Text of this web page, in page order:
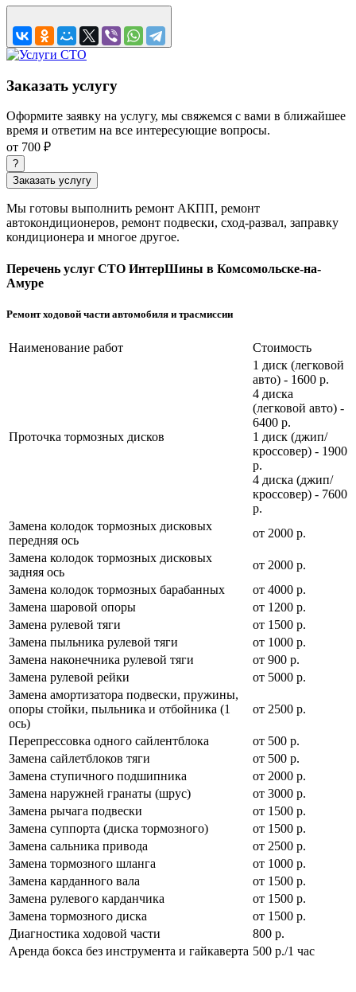
Заказать услугу
Оформите заявку на услугу, мы свяжемся с вами в ближайшее
время и ответим на все интересующие вопросы.
от 700 ₽
?
Заказать услугу
Мы готовы выполнить ремонт АКПП, ремонт
автокондиционеров, ремонт подвески, сход-развал, заправку
кондиционера и многое другое.
Перечень услуг СТО ИнтерШины в Комсомольске-на-
Амуре
Ремонт ходовой части автомобиля и трасмиссии
Наименование работ Стоимость
Проточка тормозных дисков
1 диск (легковой
авто) - 1600 р.
4 диска
(легковой авто) -
6400 р.
1 диск (джип/
кроссовер) - 1900
р.
4 диска (джип/
кроссовер) - 7600
р.
Замена колодок тормозных дисковых
передняя ось
от 2000 р.
Замена колодок тормозных дисковых
задняя ось
от 2000 р.
Замена колодок тормозных барабанных
от 4000 р.
Замена шаровой опоры
от 1200 р.
Замена рулевой тяги
от 1500 р.
Замена пыльника рулевой тяги
от 1000 р.
Замена наконечника рулевой тяги
от 900 р.
Замена рулевой рейки
от 5000 р.
Замена амортизатора подвески, пружины,
опоры стойки, пыльника и отбойника (1
ось)
от 2500 р.
Перепрессовка одного сайлентблока
от 500 р.
Замена сайлетблоков тяги
от 500 р.
Замена ступичного подшипника
от 2000 р.
Замена наружней гранаты (шрус)
от 3000 р.
Замена рычага подвески
от 1500 р.
Замена суппорта (диска тормозного)
от 1500 р.
Замена сальника привода
от 2500 р.
Замена тормозного шланга
от 1000 р.
Замена карданного вала
от 1500 р.
Замена рулевого карданчика
от 1500 р.
Замена тормозного диска
от 1500 р.
Диагностика ходовой части
800 р.
Аренда бокса без инструмента и гайкаверта 500 р./1 час